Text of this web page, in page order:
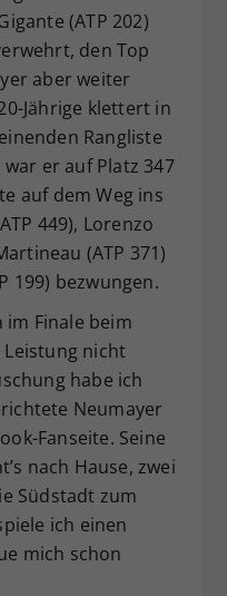
(ATP 202)
den Top
aber weiter
Jährige klettert in
Rangliste
er auf Platz 347
auf dem Weg ins
449), Lorenzo
(ATP 371)
199) bezwungen.
im Finale beim
Leistung nicht
habe ich
Neumayer
Fanseite. Seine
nach Hause, zwei
Südstadt zum
ich einen
mich schon
Ihre Consent-
anderem eine
ID, für die
Ihrer
falls der
dies eingestellt